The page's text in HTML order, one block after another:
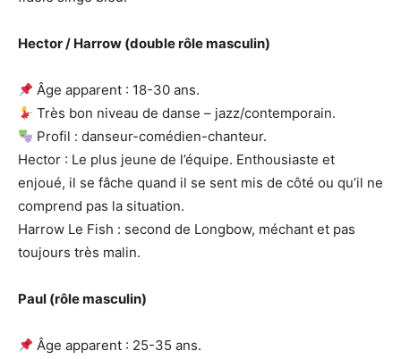
Hector / Harrow (double rôle masculin)
Âge apparent : 18-30 ans.
Très bon niveau de danse – jazz/contemporain.
Profil : danseur-comédien-chanteur.
Hector : Le plus jeune de l’équipe. Enthousiaste et
enjoué, il se fâche quand il se sent mis de côté ou qu’il ne
comprend pas la situation.
Harrow Le Fish : second de Longbow, méchant et pas
toujours très malin.
Paul (rôle masculin)
Âge apparent : 25-35 ans.